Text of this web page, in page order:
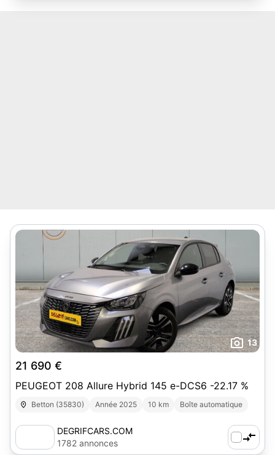
13
21 690 €
PEUGEOT 208 Allure Hybrid 145 e-DCS6 -22.17 %
Betton (35830) Année 2025 10 km Boîte automatique
DEGRIFCARS.COM
1782 annonces